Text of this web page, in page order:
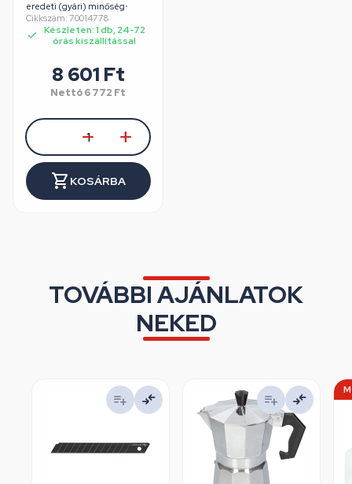
eredeti (gyári) minőség•
Cikkszám: 70014778
Készleten: 1 db, 24-72
órás kiszállítással
8 601 Ft
Nettó6 772 Ft
KOSÁRBA
TOVÁBBI AJÁNLATOK
NEKED